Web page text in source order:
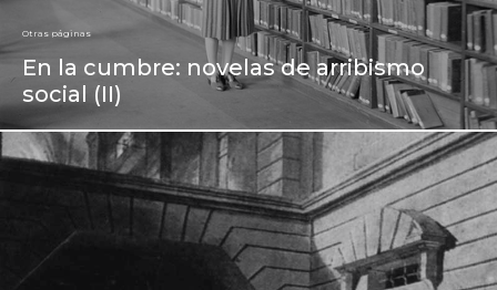
Otras páginas
En la cumbre: novelas de arribismo
social (II)